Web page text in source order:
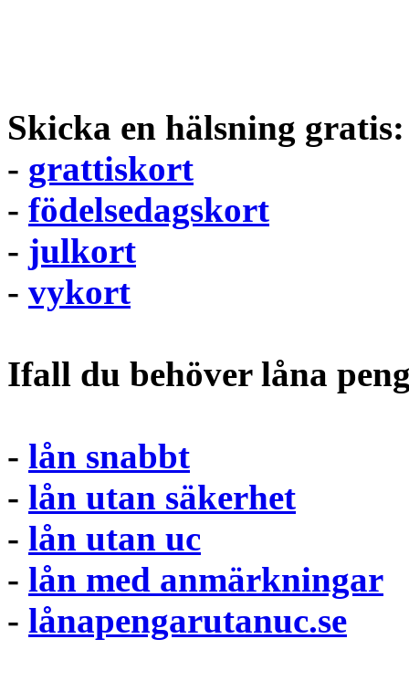
Skicka en hälsning gratis:
- grattiskort
- födelsedagskort
- julkort
- vykort
Ifall du behöver låna
- lån snabbt
- lån utan säkerhet
- lån utan uc
- lån med anmärkningar
- lånapengarutanuc.se